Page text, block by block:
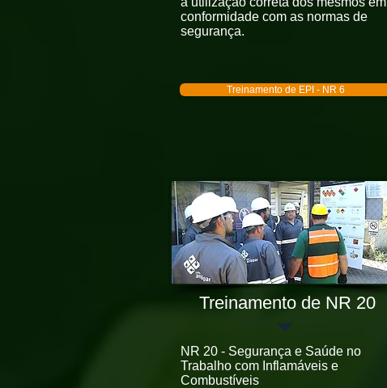
conformidade com as normas de
segurança.
Treinamento de EPI - NR 6
Treinamento de NR 20
NR 20 - Segurança e Saúde no
Trabalho com Inflamáveis e
Combustíveis